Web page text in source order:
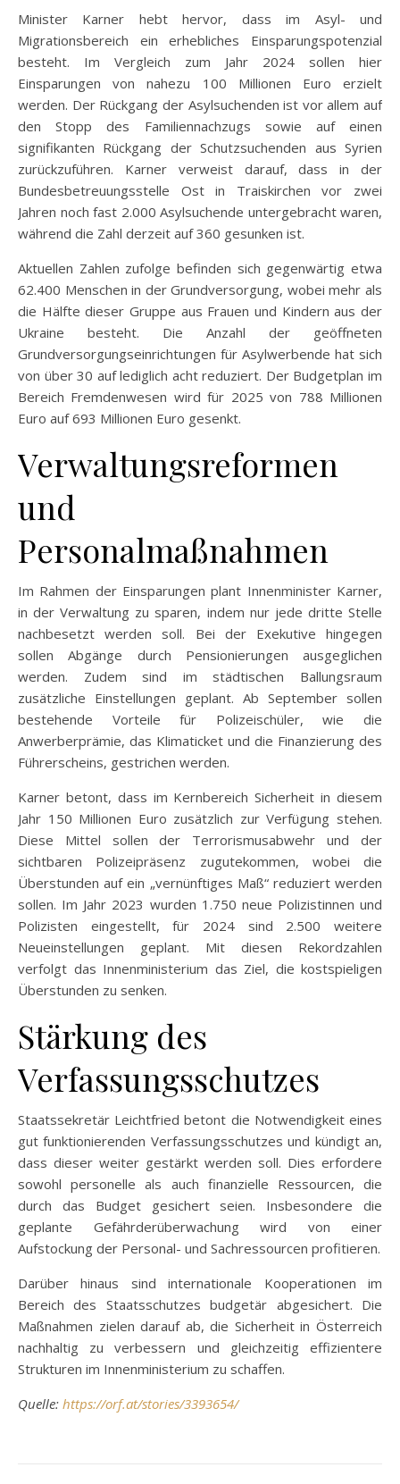
Minister Karner hebt hervor, dass im Asyl- und
Migrationsbereich ein erhebliches Einsparungspotenzial
besteht. Im Vergleich zum Jahr 2024 sollen hier
Einsparungen von nahezu 100 Millionen Euro erzielt
werden. Der Rückgang der Asylsuchenden ist vor allem auf
den Stopp des Familiennachzugs sowie auf einen
signifikanten Rückgang der Schutzsuchenden aus Syrien
zurückzuführen. Karner verweist darauf, dass in der
Bundesbetreuungsstelle Ost in Traiskirchen vor zwei
Jahren noch fast 2.000 Asylsuchende untergebracht waren,
während die Zahl derzeit auf 360 gesunken ist.
Aktuellen Zahlen zufolge befinden sich gegenwärtig etwa
62.400 Menschen in der Grundversorgung, wobei mehr als
die Hälfte dieser Gruppe aus Frauen und Kindern aus der
Ukraine besteht. Die Anzahl der geöffneten
Grundversorgungseinrichtungen für Asylwerbende hat sich
von über 30 auf lediglich acht reduziert. Der Budgetplan im
Bereich Fremdenwesen wird für 2025 von 788 Millionen
Euro auf 693 Millionen Euro gesenkt.
Verwaltungsreformen
und
Personalmaßnahmen
Im Rahmen der Einsparungen plant Innenminister Karner,
in der Verwaltung zu sparen, indem nur jede dritte Stelle
nachbesetzt werden soll. Bei der Exekutive hingegen
sollen Abgänge durch Pensionierungen ausgeglichen
werden. Zudem sind im städtischen Ballungsraum
zusätzliche Einstellungen geplant. Ab September sollen
bestehende Vorteile für Polizeischüler, wie die
Anwerberprämie, das Klimaticket und die Finanzierung des
Führerscheins, gestrichen werden.
Karner betont, dass im Kernbereich Sicherheit in diesem
Jahr 150 Millionen Euro zusätzlich zur Verfügung stehen.
Diese Mittel sollen der Terrorismusabwehr und der
sichtbaren Polizeipräsenz zugutekommen, wobei die
Überstunden auf ein „vernünftiges Maß“ reduziert werden
sollen. Im Jahr 2023 wurden 1.750 neue Polizistinnen und
Polizisten eingestellt, für 2024 sind 2.500 weitere
Neueinstellungen geplant. Mit diesen Rekordzahlen
verfolgt das Innenministerium das Ziel, die kostspieligen
Überstunden zu senken.
Stärkung des
Verfassungsschutzes
Staatssekretär Leichtfried betont die Notwendigkeit eines
gut funktionierenden Verfassungsschutzes und kündigt an,
dass dieser weiter gestärkt werden soll. Dies erfordere
sowohl personelle als auch finanzielle Ressourcen, die
durch das Budget gesichert seien. Insbesondere die
geplante Gefährderüberwachung wird von einer
Aufstockung der Personal- und Sachressourcen profitieren.
Darüber hinaus sind internationale Kooperationen im
Bereich des Staatsschutzes budgetär abgesichert. Die
Maßnahmen zielen darauf ab, die Sicherheit in Österreich
nachhaltig zu verbessern und gleichzeitig effizientere
Strukturen im Innenministerium zu schaffen.
Quelle: https://orf.at/stories/3393654/